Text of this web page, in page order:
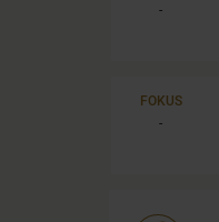
-
FOKUS
-